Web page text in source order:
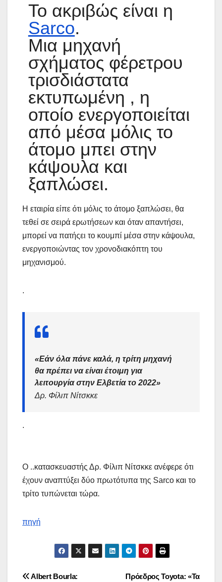
Το ακριβώς είναι η
Sarco.
Μια μηχανή
σχήματος φέρετρου
τρισδιάστατα
εκτυπωμένη , η
οποίο ενεργοποιείται
από μέσα μόλις το
άτομο μπει στην
κάψουλα και
ξαπλώσει.
Η εταιρία είπε ότι μόλις το άτομο ξαπλώσει, θα
τεθεί σε σειρά ερωτήσεων και όταν απαντήσει,
μπορεί να πατήςει το κουμπί μέσα στην κάψουλα,
ενεργοποιώντας τον χρονοδιακόπτη του
μηχανισμού.
.
«Εάν όλα πάνε καλά, η τρίτη μηχανή
θα πρέπει να είναι έτοιμη για
λειτουργία στην Ελβετία το 2022»
Δρ. Φίλιπ Νίτσκκε
.
Ο ..κατασκευαστής Δρ. Φίλιπ Νίτσκκε ανέφερε ότι
έχουν αναπτύξει δύο πρωτότυπα της Sarco και το
τρίτο τυπώνεται τώρα.
πηγή
Πρόεδρος Toyota: «Τα
Albert Bourla: